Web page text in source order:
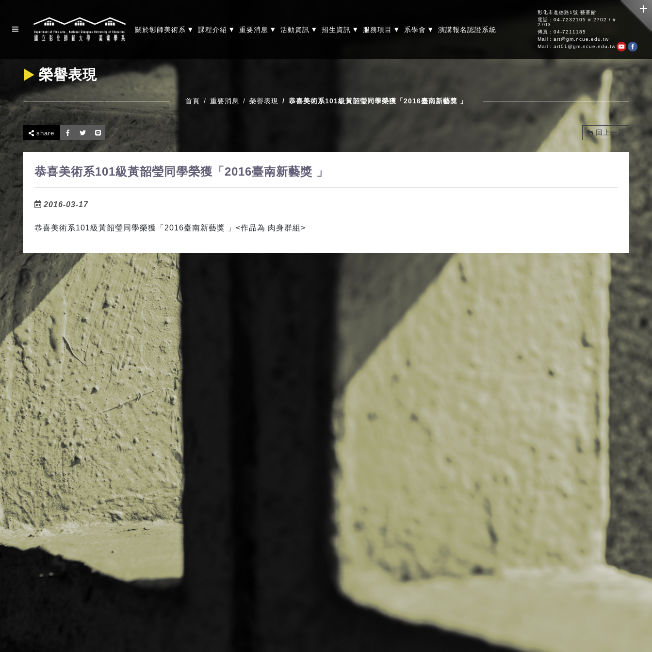
關於彰師美術系 ▾ 課程介紹 ▾ 重要消息 ▾ 活動資訊 ▾ 招生資訊 ▾ 服務項目 ▾ 系學會 ▾ 演講報名認證系統
彰化市進德路1號 藝薈館
電話：04-7232105 # 2702 / #
2703
傳真：04-7211185
Mail：art@gm.ncue.edu.tw
Mail：art01@gm.ncue.edu.tw
榮譽表現
首頁 重要消息 榮譽表現 恭喜美術系101級黃韶瑩同學榮獲「2016臺南新藝獎 」
share 回上一頁
恭喜美術系101級黃韶瑩同學榮獲「2016臺南新藝獎 」
2016-03-17
恭喜美術系101級黃韶瑩同學榮獲「2016臺南新藝獎 」<作品為 肉身群組>